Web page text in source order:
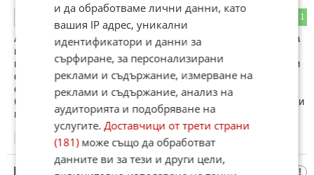
1
А колко са случаите на "осакатените" коли. Нямате си и на
идея каква е бройката на откраднати фарове, решетки,
волани, навигации и т. н. Напишете в гугъл - откраднаха ми
фаровете или волана. Колко Мерцедеси се движат без
странични огледала? Това е положението. Безпаричие,
безработица и само черни хроники по новините. Ще става и
по-зле.
13.01.2013
и да обработваме лични данни, като
вашия IP адрес, уникални
идентификатори и данни за
сърфиране, за персонализирани
реклами и съдържание, измерване на
реклами и съдържание, анализ на
аудиторията и подобряване на
услугите.Доставчици от трети страни
(181)може също да обработват
данните ви за тези и други цели,